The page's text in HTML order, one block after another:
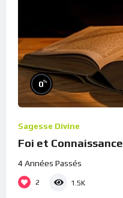
0%
Sagesse Divine
Foi et Connaissance
4 Années Passés
2 1.5K